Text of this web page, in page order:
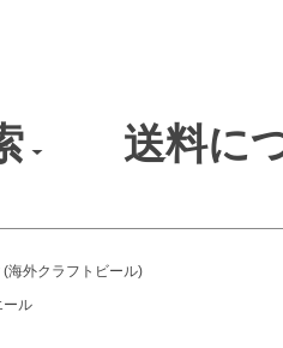
送料に
海外クラフトビール)
ール